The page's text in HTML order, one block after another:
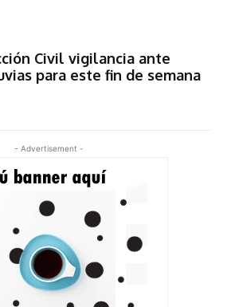
Civil vigilancia ante
para este fin de semana
- Advertisement -